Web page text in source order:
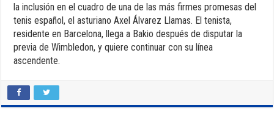
la inclusión en el cuadro de una de las más firmes promesas del
tenis español, el asturiano Axel Álvarez Llamas. El tenista,
residente en Barcelona, llega a Bakio después de disputar la
previa de Wimbledon, y quiere continuar con su línea
ascendente.